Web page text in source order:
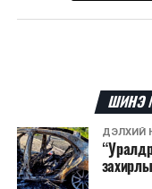
тусгагдсан
сууринд хүрээгүй
Ормузын хоолой
тосны
зээлд үүсээд
ШИНЭ
ДЭЛХИЙ